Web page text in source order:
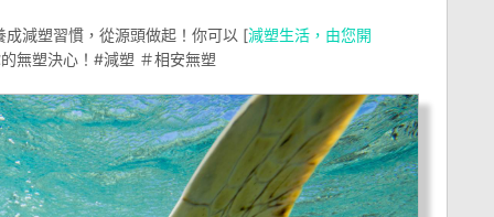
減塑習慣，從源頭做起！你可以 [減塑生活，由您開
無塑決心！#減塑 ＃相安無塑